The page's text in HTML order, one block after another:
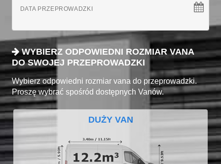
DATA PRZEPROWADZKI
WYBIERZ ODPOWIEDNI ROZMIAR VANA
DO SWOJEJ PRZEPROWADZKI
Wybierz odpowiedni rozmiar vana do przeprowadzki.
Proszę wybrać spośród dostępnych Vanów.
DUŻY VAN